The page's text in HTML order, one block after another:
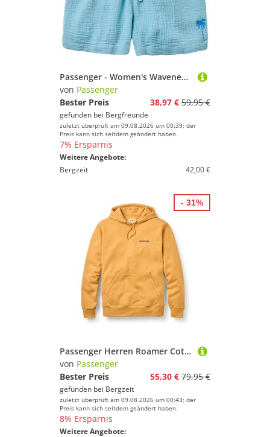
Passenger - Women's Waveney Short - Shorts Gr M blau/türkis
von Passenger
Bester Preis
38,97 € 59,95 €
gefunden bei Bergfreunde
zuletzt überprüft am 09.08.2026 um 00:39; der
Preis kann sich seitdem geändert haben.
7% Ersparnis
Weitere Angebote:
Bergzeit
42,00 €
Passenger Herren Roamer Cotton Hoodie
von Passenger
Bester Preis
55,30 € 79,95 €
gefunden bei Bergzeit
zuletzt überprüft am 09.08.2026 um 00:43; der
Preis kann sich seitdem geändert haben.
8% Ersparnis
Weitere Angebote:
- 31%